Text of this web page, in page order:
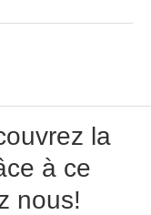
la
à ce
nous!